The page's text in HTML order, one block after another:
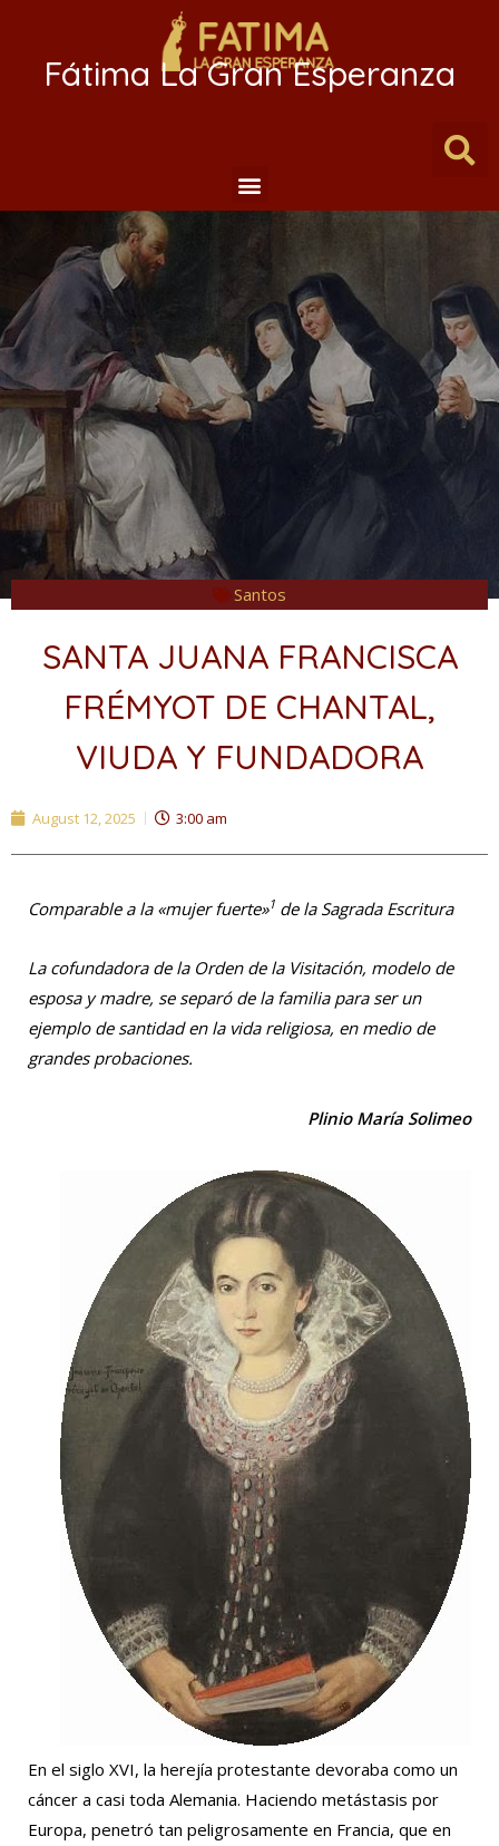
Fátima La Gran Esperanza
Santos
SANTA JUANA FRANCISCA
FRÉMYOT DE CHANTAL,
VIUDA Y FUNDADORA
August 12, 2025 3:00 am
Comparable a la «mujer fuerte»1 de la Sagrada Escritura
La cofundadora de la Orden de la Visitación, modelo de
esposa y madre, se separó de la familia para ser un
ejemplo de santidad en la vida religiosa, en medio de
grandes probaciones.
Plinio María Solimeo
En el siglo XVI, la herejía protestante devoraba como un
cáncer a casi toda Alemania. Haciendo metástasis por
Europa, penetró tan peligrosamente en Francia, que en